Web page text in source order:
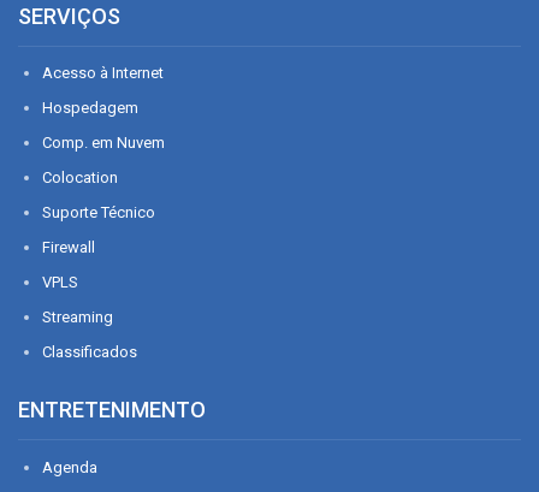
SERVIÇOS
Acesso à Internet
Hospedagem
Comp. em Nuvem
Colocation
Suporte Técnico
Firewall
VPLS
Streaming
Classificados
ENTRETENIMENTO
Agenda